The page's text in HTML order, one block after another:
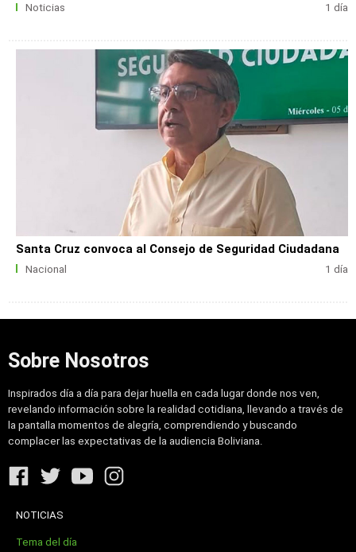
Noticias 1 día
Santa Cruz convoca al Consejo de Seguridad Ciudadana
Nacional 1 día
Sobre Nosotros
Inspirados día a día para dejar huella en cada lugar donde nos ven,
revelando información sobre la realidad cotidiana, llevando a través de
la pantalla momentos de alegría, comprendiendo y buscando
complacer las expectativas de la audiencia Boliviana.
NOTICIAS
Tema del día